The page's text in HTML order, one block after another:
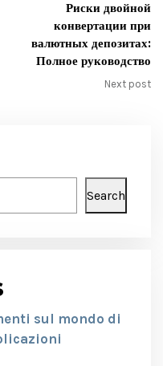
Риски двойной
конвертации при
валютных депозитах:
Полное руководство
Next post
Search
sul mondo di